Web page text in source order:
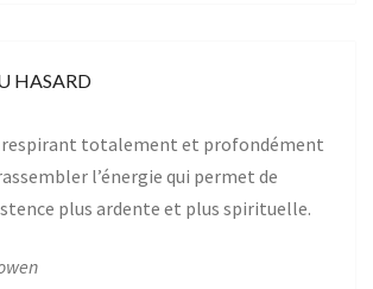
HASARD
respirant totalement et profondément
l’énergie qui permet de
plus ardente et plus spirituelle.